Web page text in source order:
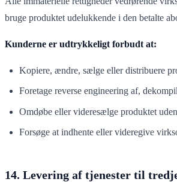
bruge produktet udelukkende i den betalte
Kunderne er udtrykkeligt forbudt at:
Kopiere, ændre, sælge eller distribuere
Foretage reverse engineering af,
Omdøbe eller videresælge produktet
Forsøge at indhente eller videregive
14. Levering af tjenester til